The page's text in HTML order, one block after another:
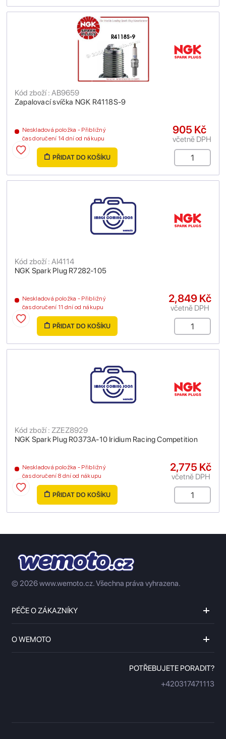
Zapalovací svíčka NGK R4118S-9
Kód zboží : AB9659
Neskladová položka - Přibližný
čas doručení 14 dní od nákupu
905 Kč
včetně DPH
PŘIDAT DO KOŠÍKU
NGK Spark Plug R7282-105
Kód zboží : AI4114
Neskladová položka - Přibližný
čas doručení 11 dní od nákupu
2,849 Kč
včetně DPH
PŘIDAT DO KOŠÍKU
NGK Spark Plug R0373A-10 Iridium Racing Competition
Kód zboží : ZZEZ8929
Neskladová položka - Přibližný
čas doručení 8 dní od nákupu
2,775 Kč
včetně DPH
PŘIDAT DO KOŠÍKU
© 2026 www.wemoto.cz.Všechna práva vyhrazena.
PÉČE O ZÁKAZNÍKY
O WEMOTO
POTŘEBUJETE PORADIT?
+420317471113